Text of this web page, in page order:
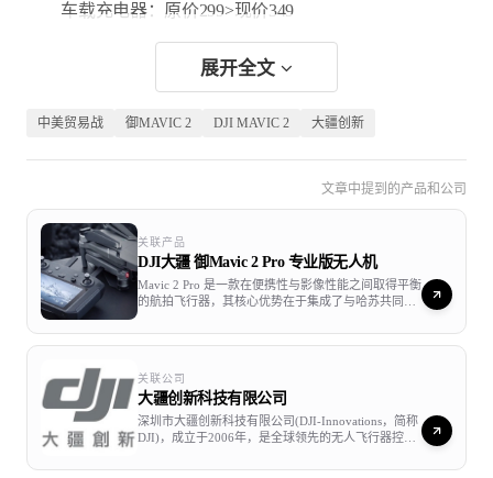
车载充电器：原价299>现价349
云台保护罩：原价69>现价79
御2 Pro ND滤光镜套件：原价499>现价599
御2 Zoom ND减光镜套件：原价399>现价499
展开全文
中美贸易战 御MAVIC 2 DJI MAVIC 2 大疆创新
文章中提到的产品和公司
关联产品
DJI大疆 御Mavic 2 Pro 专业版无人机
Mavic 2 Pro 是一款在便携性与影像性能之间取得平衡
的航拍飞行器，其核心优势在于集成了与哈苏共同研
像素 CMOS 传感器，感光面积约为前代机型的四倍，
配合 f/2.8 至 f/11 的可调光圈，能够应对复杂的光线
Dlog-M 色彩模式与 10-bit HDR 视频录制，可记录超
过 10 亿种色彩，为后期调色留下了宽广空间。在飞
行性能方面，该机型具备 31 分钟的续航时间，最高
时速可达 72 公里，并采用了 OcuSync 2.0 数字图传
关联公司
大疆创新科技有限公司
深圳市大疆创新科技有限公司(DJI-Innovations，简称
DJI)，成立于2006年，是全球领先的无人飞行器控制
球100多个国家。通过持续的创新，大疆致力于为无